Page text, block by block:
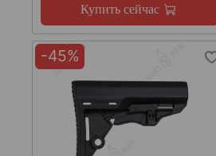
Купить сейчас
-45%